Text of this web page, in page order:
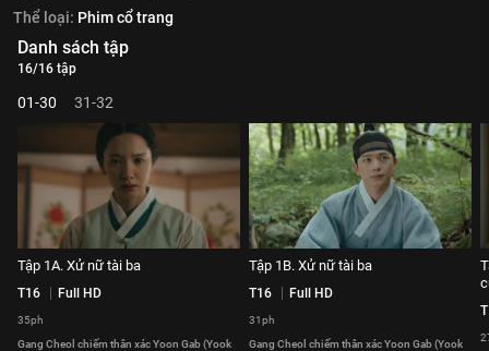
Thể loại: Phim cổ trang
Danh sách tập
16/16 tập
01-30 31-32
Tập 1A. Xử nữ tài ba
T16 Full HD
35ph
Gang Cheol chiếm thân xác Yoon Gab (Yook
Tập 1B. Xử nữ tài ba
T16 Full HD
31ph
Gang Cheol chiếm thân xác Yoon Gab (Yook